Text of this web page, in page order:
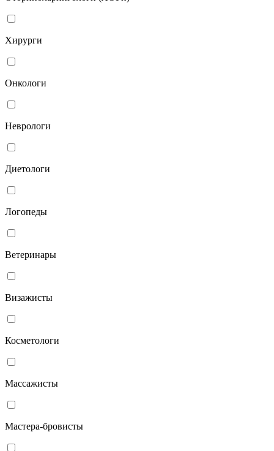
Хирурги
Онкологи
Неврологи
Диетологи
Логопеды
Ветеринары
Визажисты
Косметологи
Массажисты
Мастера-бровисты